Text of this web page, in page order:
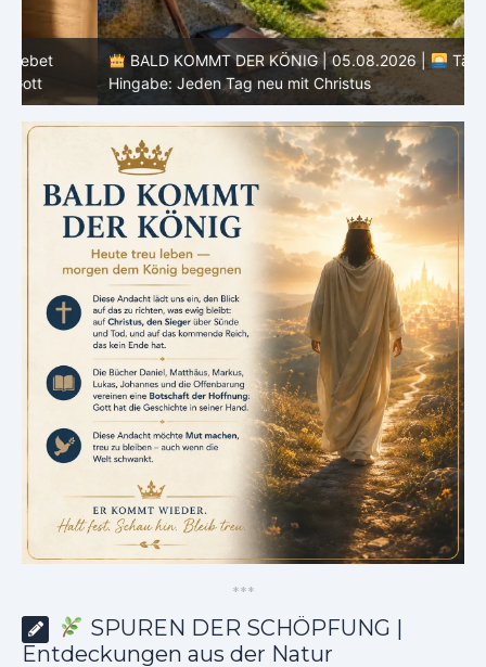
BALD KOMMT DER KÖNIG | 05.08.2026 |
Tägliche
Hingabe: Jeden Tag neu mit Christus
***
SPUREN DER SCHÖPFUNG |
Entdeckungen aus der Natur